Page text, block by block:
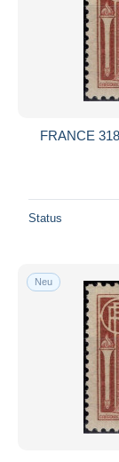
FRANCE
Status
Neu